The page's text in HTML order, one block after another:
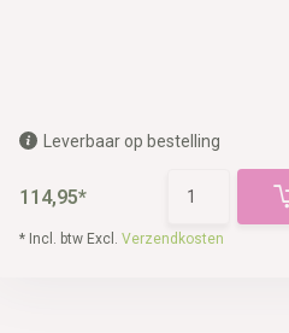
Leverbaar op bestelling
114,95*
* Incl. btw Excl. Verzendkosten